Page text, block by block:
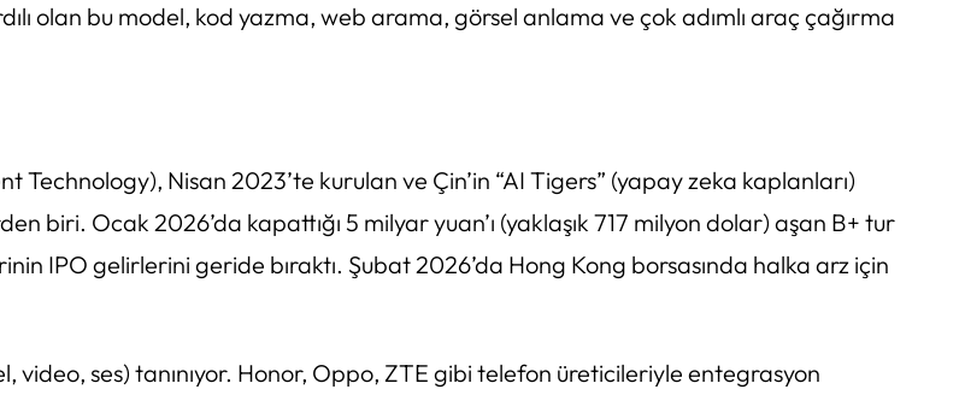
olan bu model, kod yazma, web arama, görsel anlama ve çok adımlı araç çağırma
Technology), Nisan 2023’te kurulan ve Çin’in “AI Tigers” (yapay zeka kaplanları)
biri. Ocak 2026’da kapattığı 5 milyar yuan’ı (yaklaşık 717 milyon dolar) aşan B+ tur
IPO gelirlerini geride bıraktı. Şubat 2026’da Hong Kong borsasında halka arz için
ses) tanınıyor. Honor, Oppo, ZTE gibi telefon üreticileriyle entegrasyon